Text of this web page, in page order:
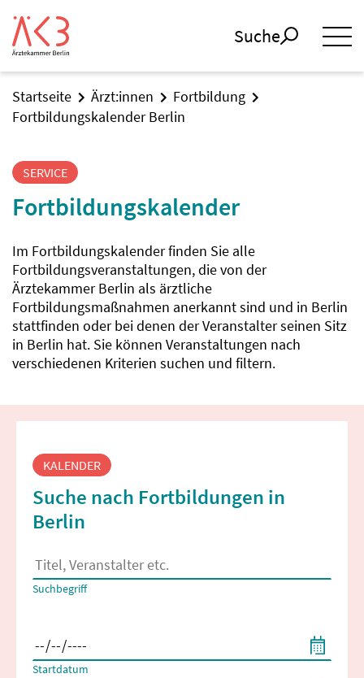
Suche
Startseite Ärzt:innen
Fortbildung
Fortbildungskalender Berlin
SERVICE
Fortbildungskalender
Im Fortbildungskalender finden Sie alle
Fortbildungsveranstaltungen, die von der
Ärztekammer Berlin als ärztliche
Fortbildungsmaßnahmen anerkannt sind und in Berlin
stattfinden oder bei denen der Veranstalter seinen Sitz
in Berlin hat. Sie können Veranstaltungen nach
verschiedenen Kriterien suchen und filtern.
Fortbildungssuche
KALENDER
Suche nach Fortbildungen in
Berlin
Es erscheinen Suchvorschläge, wenn mindestens 2 Zeichen
Suchbegriff
Startdatum